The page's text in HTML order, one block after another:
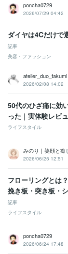
poncha0729
2026/07/29 04:42
ダイヤは4Cだけで
記事
美容・ファッション
atelier_duo_takumi
2026/02/08 14:02
50代のひざ痛に効
った｜実体験レビ
ライフスタイル
みのり｜笑顔と
2026/06/25 12:51
フローリングとは
挽き板・突き板・
記事
ライフスタイル
poncha0729
2026/06/24 17:48